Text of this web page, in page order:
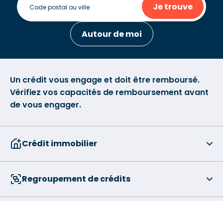
Je trouve
Autour de moi
Un crédit vous engage et doit être remboursé.
Vérifiez vos capacités de remboursement avant
de vous engager.
Crédit immobilier
Regroupement de crédits